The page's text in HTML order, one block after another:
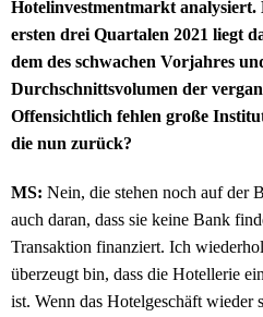
Hotelinvestmentmarkt analysiert.
ersten drei Quartalen 2021 liegt
dem des schwachen Vorjahres
Durchschnittsvolumen der
Offensichtlich fehlen große
die nun zurück?
MS: Nein, die stehen noch auf der
auch daran, dass sie keine Bank
Transaktion finanziert. Ich
überzeugt bin, dass die Hotellerie
ist. Wenn das Hotelgeschäft